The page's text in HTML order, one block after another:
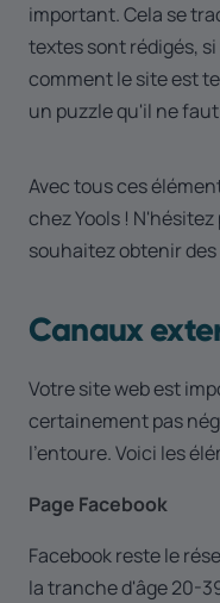
important. Cela se
textes sont rédigés,
comment le site est
un puzzle qu'il ne
Avec tous ces
chez Yools ! N'hésitez
souhaitez obtenir
Canaux
Votre site web est
certainement pas
l'entoure. Voici les
Page Facebook
Facebook reste le
la tranche d'âge 20-